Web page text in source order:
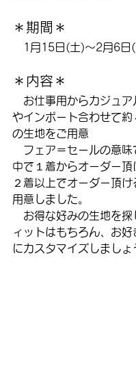
＊期間＊
1月15日(土)〜2月6日(
＊内容＊
お仕事用からカジュア
やインポート合わせて約
の生地をご用意
フェア＝セールの意味
中で１着からオーダー頂
２着以上でオーダー頂け
用意しました。
お得な好みの生地を探
ィットはもちろん、お好
にカスタマイズしましょ